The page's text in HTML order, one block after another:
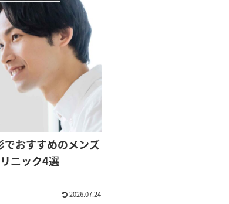
でおすすめのメンズ
ニック4選
2026.07.24